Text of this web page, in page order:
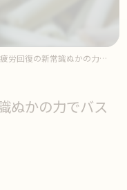
の新常識ぬかの力でバスタイムが変わる理由
ぬかの力でバス